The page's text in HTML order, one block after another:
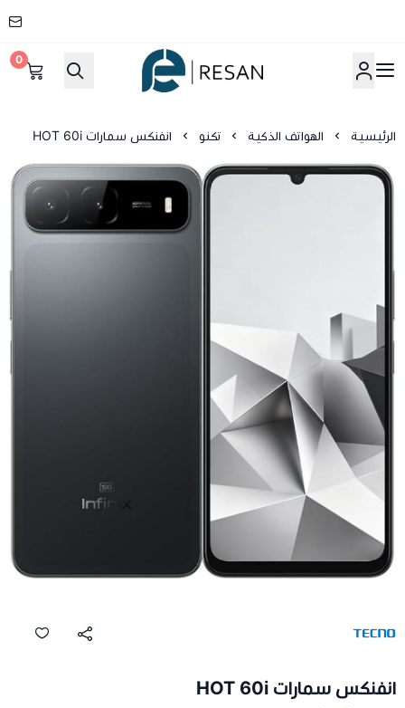
شركة ريسان
0
الرئيسية الهواتف الذكية تكنو انفنكس سمارات HOT 60i
انفنكس سمارات HOT 60i